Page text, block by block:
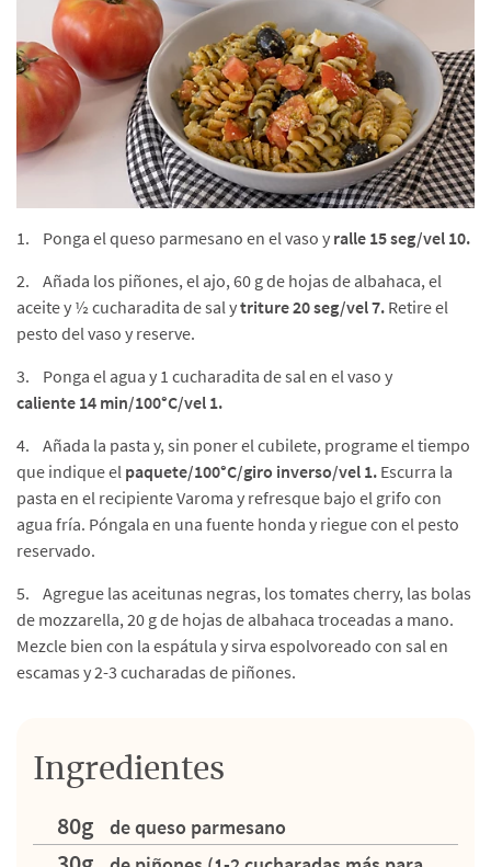
1. Ponga el queso parmesano en el vaso y ralle 15 seg/vel 10.
2. Añada los piñones, el ajo, 60 g de hojas de albahaca, el
aceite y ½ cucharadita de sal ytriture 20 seg/vel 7. Retire el
pesto del vaso y reserve.
3. Ponga el agua y 1 cucharadita de sal en el vaso y
caliente 14 min/100°C/vel 1.
4. Añada la pasta y, sin poner el cubilete, programe el tiempo
que indique el paquete/100°C/giro inverso/vel 1. Escurra la
pasta en el recipiente Varoma y refresque bajo el grifo con
agua fría. Póngala en una fuente honda y riegue con el pesto
reservado.
5. Agregue las aceitunas negras, los tomates cherry, las bolas
de mozzarella, 20 g de hojas de albahaca troceadas a mano.
Mezcle bien con la espátula y sirva espolvoreado con sal en
escamas y 2-3 cucharadas de piñones.
Ingredientes
80g
de queso parmesano